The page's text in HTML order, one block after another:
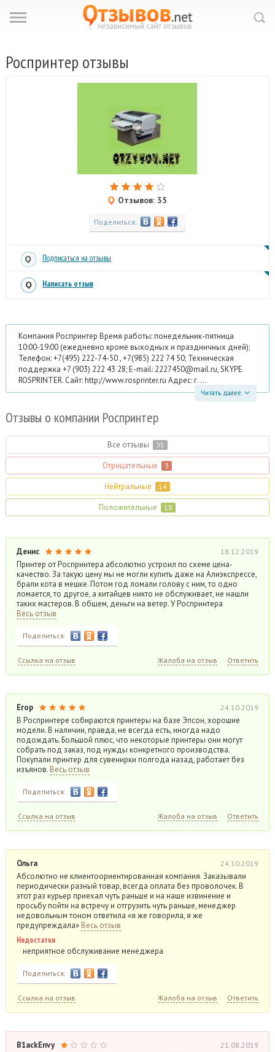
Роспринтер отзывы
Отзывов: 35
Поделиться:
Подписаться на отзывы
Написать отзыв
Компания Роспринтер Время работы: понедельник-пятница
10:00-19:00 (ежедневно кроме выходных и праздничных дней);
Телефон: +7(495) 222-74-50 , +7(985) 222 74 50; Техническая
поддержка +7 (903) 222 43 28; E-mail: 2227450@mail.ru, SKYPE
ROSPRINTER. Сайт: http://www.rosprinter.ru Адрес: г. ...
Читать далее
Отзывы о компании Роспринтер
Все отзывы 35
Отрицательные 3
Нейтральные 14
Положительные 18
Денис 18.12.2019
Принтер от Роспринтера абсолютно устроил по схеме цена-
качество. За такую цену мы не могли купить даже на Алиэкспрессе,
брали кота в мешке. Потом год ломали голову с ним, то одно
ломается, то другое, а китайцев никто не обслуживает, не нашли
таких мастеров. В общем, деньги на ветер. У Роспринтера
Весь отзыв
Поделиться:
Ссылка на отзыв Жалоба на отзыв Ответить
Егор 24.10.2019
В Роспринтере собираются принтеры на базе Эпсон, хорошие
модели. В наличии, правда, не всегда есть, иногда надо
подождать. Большой плюс, что некоторые принтеры они могут
собрать под заказ, под нужды конкретного производства.
Покупали принтер для сувенирки полгода назад, работает без
изъянов. Весь отзыв
Поделиться:
Ссылка на отзыв Жалоба на отзыв Ответить
Ольга 24.10.2019
Абсолютно не клиентоориентированная компания. Заказывали
периодически разный товар, всегда оплата без проволочек. В
этот раз курьер приехал чуть раньше и на наше извинение и
просьбу пойти на встречу и отгрузить чуть раньше, менеджер
недовольным тоном ответила «я же говорила, я же
предупреждала» Весь отзыв
Недостатки
неприятное обслуживание менеджера
Поделиться:
Ссылка на отзыв Жалоба на отзыв Ответить
B1ackEnvy 21.08.2019